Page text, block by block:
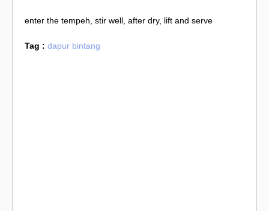
enter the tempeh, stir well, after dry, lift and serve
Tag : dapur bintang